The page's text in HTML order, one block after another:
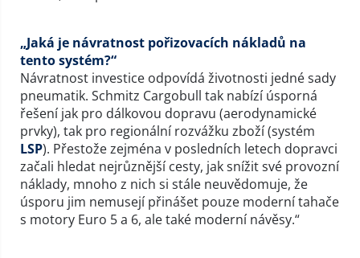
„Jaká je návratnost pořizovacích nákladů na
tento systém?“
Návratnost investice odpovídá životnosti jedné sady
pneumatik. Schmitz Cargobull tak nabízí úsporná
řešení jak pro dálkovou dopravu (aerodynamické
prvky), tak pro regionální rozvážku zboží (systém
LSP). Přestože zejména v posledních letech dopravci
začali hledat nejrůznější cesty, jak snížit své provozní
náklady, mnoho z nich si stále neuvědomuje, že
úsporu jim nemusejí přinášet pouze moderní tahače
s motory Euro 5 a 6, ale také moderní návěsy.“